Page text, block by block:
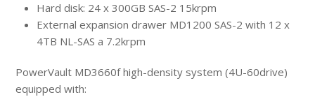
Hard disk: 24 x 300GB SAS-2 15krpm
External expansion drawer MD1200 SAS-2 with 12 x
4TB NL-SAS a 7.2krpm
PowerVault MD3660f high-density system (4U-60drive)
equipped with: